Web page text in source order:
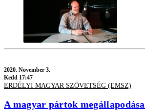
2020. November 3.
Kedd 17:47
ERDÉLYI MAGYAR SZÖVETSÉG (EMSZ)
A magyar pártok